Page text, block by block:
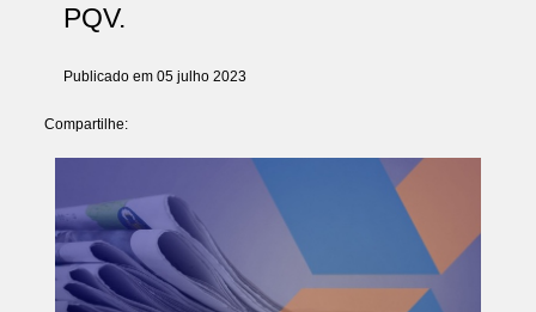
PQV.
Publicado em 05 julho 2023
Compartilhe: